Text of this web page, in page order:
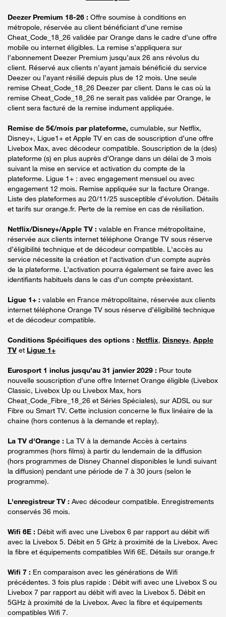
Deezer Premium 18-26 : Offre soumise à conditions en
métropole, réservée au client bénéficiant d’une remise
Cheat_Code_18_26 validée par Orange dans le cadre d’une offre
mobile ou internet éligibles. La remise s’appliquera sur
l’abonnement Deezer Premium jusqu’aux 26 ans révolus du
client. Réservé aux clients n’ayant jamais bénéficié du service
Deezer ou l’ayant résilié depuis plus de 12 mois. Une seule
remise Cheat_Code_18_26 Deezer par client. Dans le cas où la
remise Cheat_Code_18_26 ne serait pas validée par Orange, le
client sera facturé de la remise indument appliquée.
Remise de 5€/mois par plateforme, cumulable, sur Netflix,
Disney+, Ligue1+ et Apple TV en cas de souscription d’une offre
Livebox Max, avec décodeur compatible. Souscription de la (des)
plateforme (s) en plus auprès d’Orange dans un délai de 3 mois
suivant la mise en service et activation du compte de la
plateforme. Ligue 1+ : avec engagement mensuel ou avec
engagement 12 mois. Remise appliquée sur la facture Orange.
Liste des plateformes au 20/11/25 susceptible d’évolution. Détails
et tarifs sur orange.fr. Perte de la remise en cas de résiliation.
Netflix/Disney+/Apple TV : valable en France métropolitaine,
réservée aux clients internet téléphone Orange TV sous réserve
d’éligibilité technique et de décodeur compatible. L'accès au
service nécessite la création et l'activation d'un compte auprès
de la plateforme. L’activation pourra également se faire avec les
identifiants habituels dans le cas d’un compte préexistant.
Ligue 1+ : valable en France métropolitaine, réservée aux clients
internet téléphone Orange TV sous réserve d’éligibilité technique
et de décodeur compatible.
Conditions Spécifiques des options : Netflix, Disney+, Apple
TV et Ligue 1+
Eurosport 1 inclus jusqu’au 31 janvier 2029 : Pour toute
nouvelle souscription d’une offre Internet Orange éligible (Livebox
Classic, Livebox Up ou Livebox Max, hors
Cheat_Code_Fibre_18_26 et Séries Spéciales), sur ADSL ou sur
Fibre ou Smart TV. Cette inclusion concerne le flux linéaire de la
chaine (hors contenus à la demande et replay).
La TV d'Orange : La TV à la demande Accès à certains
programmes (hors films) à partir du lendemain de la diffusion
(hors programmes de Disney Channel disponibles le lundi suivant
la diffusion) pendant une période de 7 à 30 jours (selon le
programme).
L'enregistreur TV : Avec décodeur compatible. Enregistrements
conservés 36 mois.
Wifi 6E : Débit wifi avec une Livebox 6 par rapport au débit wifi
avec la Livebox 5. Débit en 5 GHz à proximité de la Livebox. Avec
la fibre et équipements compatibles Wifi 6E. Détails sur orange.fr
Wifi 7 : En comparaison avec les générations de Wifi
précédentes. 3 fois plus rapide : Débit wifi avec une Livebox S ou
Livebox 7 par rapport au débit wifi avec la Livebox 5. Débit en
5GHz à proximité de la Livebox. Avec la fibre et équipements
compatibles Wifi 7.